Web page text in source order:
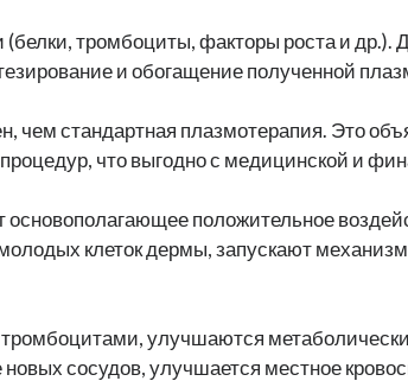
тромбоциты, факторы роста и
и обогащение полученной
чем стандартная плазмотерапия. Это
что выгодно с медицинской и
положительное
клеток дермы, запускают
улучшаются
сосудов, улучшается местное